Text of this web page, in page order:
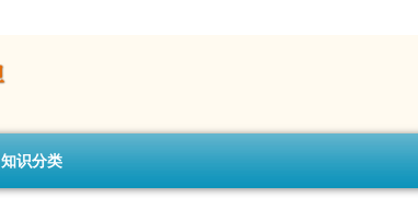
知识分类